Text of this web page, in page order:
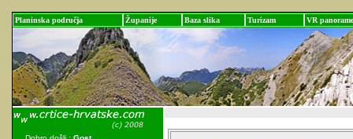
Planinska područja Županije Baza slika Turizam VR panorame